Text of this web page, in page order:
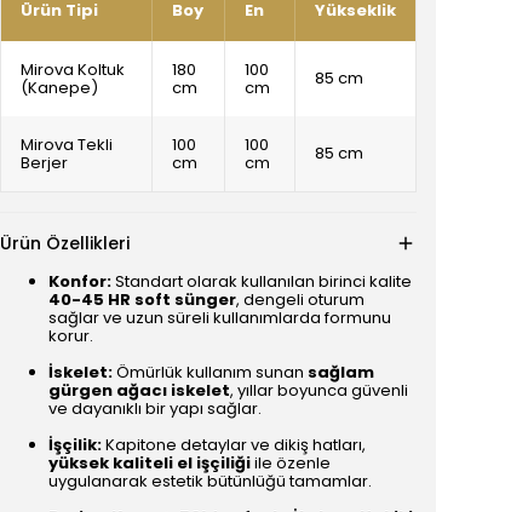
Ürün Tipi Boy En Yükseklik
Mirova Koltuk
(Kanepe)
180
cm
100
cm 85 cm
Mirova Tekli
Berjer
100
cm
100
cm 85 cm
Ürün Özellikleri
Konfor:Standart olarak kullanılan birinci kalite
40-45 HR soft sünger, dengeli oturum
sağlar ve uzun süreli kullanımlarda formunu
korur.
İskelet:Ömürlük kullanım sunan sağlam
gürgen ağacı iskelet, yıllar boyunca güvenli
ve dayanıklı bir yapı sağlar.
İşçilik:Kapitone detaylar ve dikiş hatları,
yüksek kaliteli el işçiliğiile özenle
uygulanarak estetik bütünlüğü tamamlar.